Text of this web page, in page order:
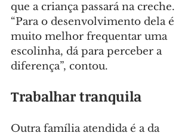
que a criança passará na creche.
“Para o desenvolvimento dela é
muito melhor frequentar uma
escolinha, dá para perceber a
diferença”, contou.
Trabalhar tranquila
Outra família atendida é a da